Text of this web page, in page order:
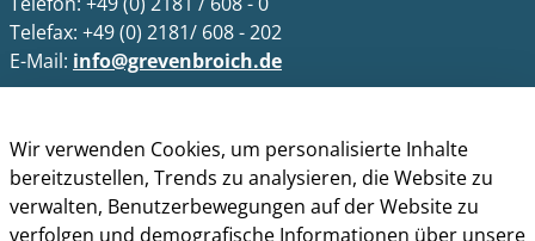
Telefax: +49 (0) 2181/ 608 - 202
E-Mail: info@grevenbroich.de
Allgemein
Montag - Freitag 8.00 - 12.00 Uhr
Donnerstag zusätzl. 14.00 - 17.00 Uhr
Wir verwenden Cookies, um personalisierte Inhalte
bereitzustellen, Trends zu analysieren, die Website zu
verwalten, Benutzerbewegungen auf der Website zu
verfolgen und demografische Informationen über unsere